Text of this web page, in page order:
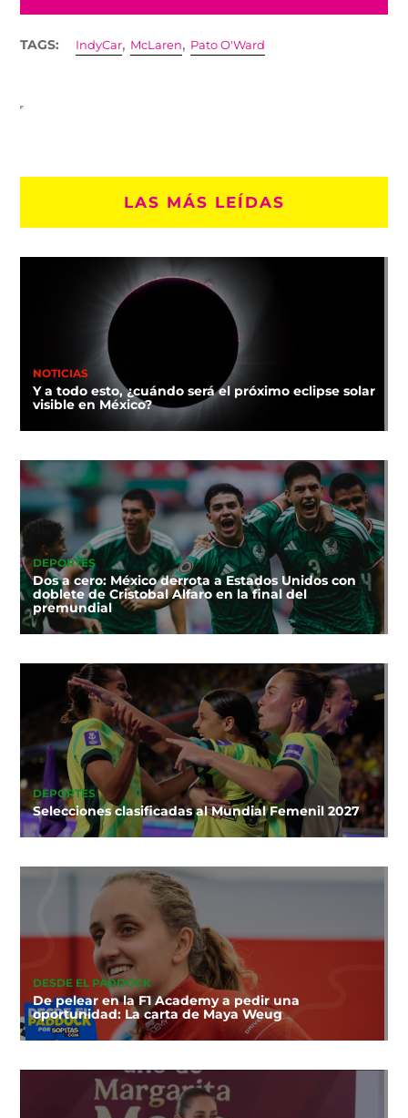
TAGS: IndyCar, McLaren, Pato O'Ward
LAS MÁS LEÍDAS
NOTICIAS
Y a todo esto, ¿cuándo será el próximo eclipse solar
visible en México?
DEPORTES
Dos a cero: México derrota a Estados Unidos con
doblete de Cristobal Alfaro en la final del
premundial
DEPORTES
Selecciones clasificadas al Mundial Femenil 2027
DESDE EL PADDOCK
De pelear en la F1 Academy a pedir una
oportunidad: La carta de Maya Weug